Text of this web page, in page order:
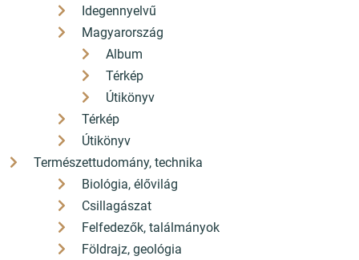
Idegennyelvű
Magyarország
Album
Térkép
Útikönyv
Térkép
Útikönyv
Természettudomány, technika
Biológia, élővilág
Csillagászat
Felfedezők, találmányok
Földrajz, geológia